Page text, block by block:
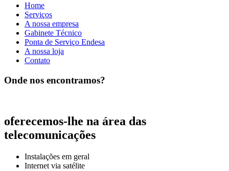
Home
Serviços
A nossa empresa
Gabinete Técnico
Ponta de Serviço Endesa
A nossa loja
Contato
Onde nos encontramos?
oferecemos-lhe na área das
telecomunicações
Instalações em geral
Internet via satélite